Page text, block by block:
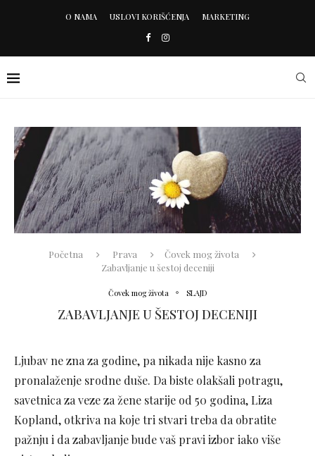
O NAMA USLOVI KORIŠĆENJA MARKETING
Početna Prava
Čovek mog života
Zabavljanje u šestoj deceniji
Čovek mog života SLAJD
ZABAVLJANJE U ŠESTOJ DECENIJI
Ljubav ne zna za godine, pa nikada nije kasno za
pronalaženje srodne duše. Da biste olakšali potragu,
savetnica za veze za žene starije od 50 godina, Liza
Kopland, otkriva na koje tri stvari treba da obratite
pažnju i da zabavljanje bude vaš pravi izbor iako više